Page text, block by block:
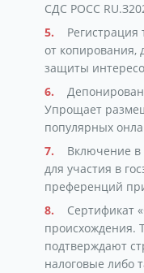
СДС РОСС
от копирования,
защиты
Упрощает
популярных
Включение в
для участия в
преференций
Сертификат
происхождения.
подтверждают
налоговые либо